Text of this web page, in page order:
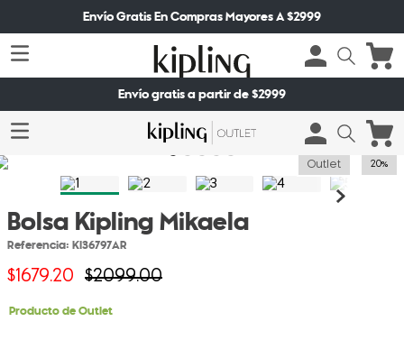
Envío Gratis En Compras Mayores A $2999
Envío gratis a partir de $2999
Outlet 20%
Bolsa Kipling Mikaela
Referencia: KI36797AR
$1679.20 $2099.00
Producto de Outlet